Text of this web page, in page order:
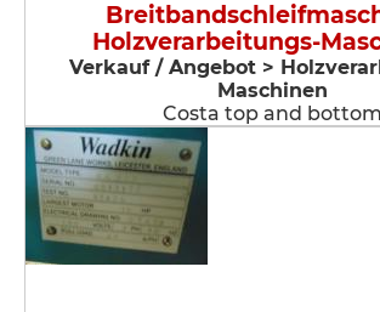
Holzverarbeitungs-
Verkauf / Angebot >
Maschinen
Costa top and bottom